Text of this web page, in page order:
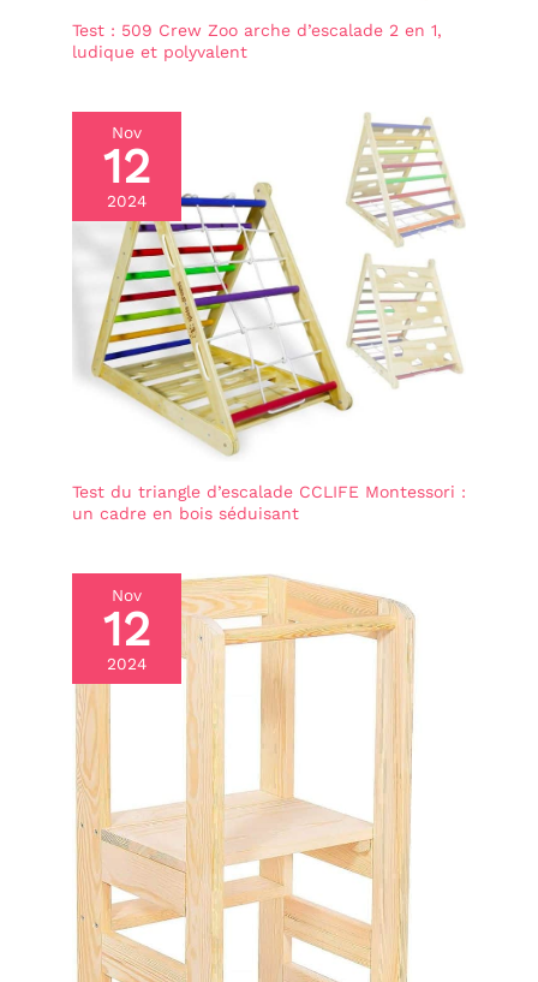
enfants : Parfaite pour
motricité fine et la
participation aux activités
quotidiennes. Elle
améliore la coordination
œil-main et renforce les
muscles des mains et des
doigts. La Tour d
Observation Montessori
offre aux enfants une
merveilleuse opportunité
d'apprentissage. Vos
enfants seront ravis de
recevoir ce cadeau
d'anniversaire ou de Noël.
Test : 509 Crew Zoo arche d’escalade 2 en 1,
ludique et polyvalent
Nov
12
2024
Test du triangle d’escalade CCLIFE Montessori :
un cadre en bois séduisant
Nov
12
2024